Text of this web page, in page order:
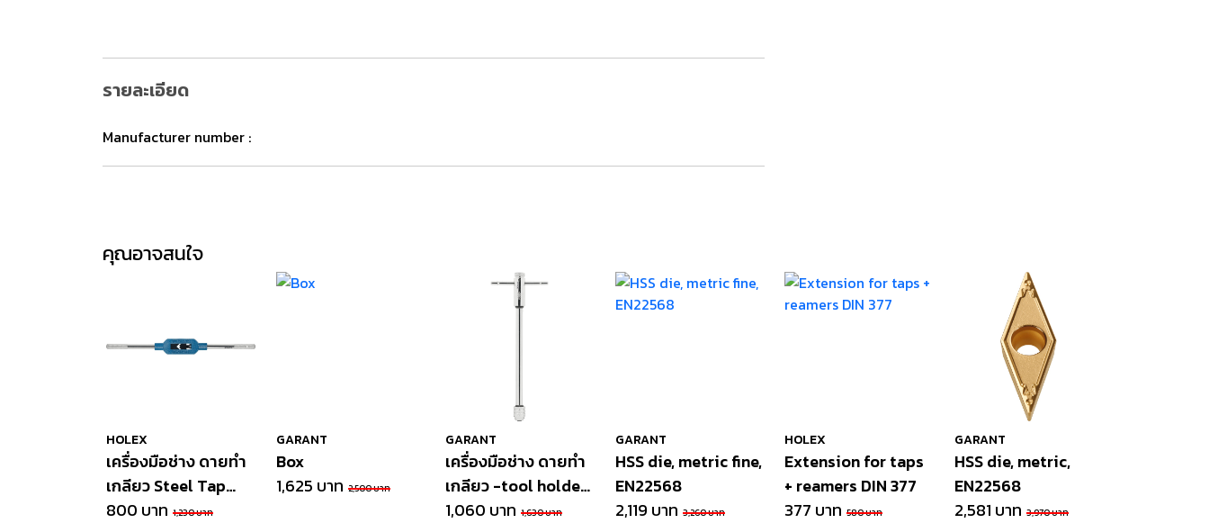
รายละเอียด
Manufacturer number :
คุณอาจสนใจ
HOLEX
เครื่องมือช่าง ดายทำ
เกลียว Steel Tap
wrench
800 บาท 1,230 บาท
GARANT
Box
1,625 บาท 2,500 บาท
GARANT
เครื่องมือช่าง ดายทำ
เกลียว -tool holder
long version
1,060 บาท 1,630 บาท
GARANT
HSS die, metric fine,
EN22568
2,119 บาท 3,260 บาท
HOLEX
Extension for taps
+ reamers DIN 377
377 บาท 580 บาท
GARANT
HSS die, metric,
EN22568
2,581 บาท 3,970 บาท